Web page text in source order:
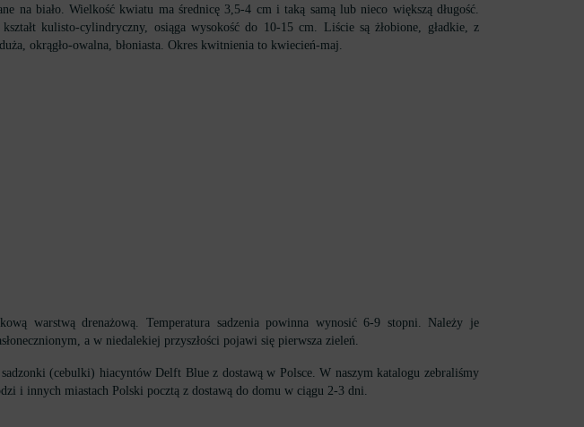
na biało. Wielkość kwiatu ma średnicę 3,5-4 cm i taką samą lub nieco większą długość.
kulisto-cylindryczny, osiąga wysokość do 10-15 cm. Liście są żłobione, gładkie, z
okrągło-owalna, błoniasta. Okres kwitnienia to kwiecień-maj.
warstwą drenażową. Temperatura sadzenia powinna wynosić 6-9 stopni. Należy je
a w niedalekiej przyszłości pojawi się pierwsza zieleń.
(cebulki) hiacyntów Delft Blue z dostawą w Polsce. W naszym katalogu zebraliśmy
i innych miastach Polski pocztą z dostawą do domu w ciągu 2-3 dni.